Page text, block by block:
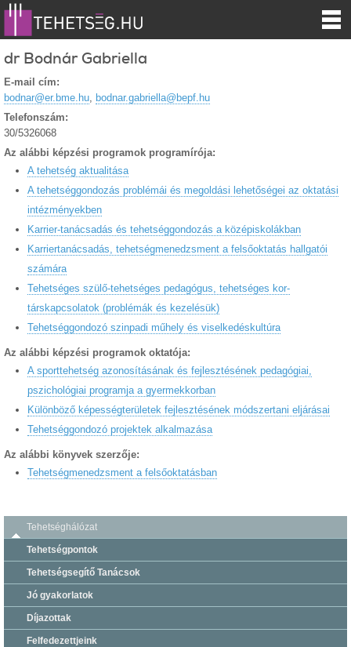
dr Bodnár Gabriella
E-mail cím:
bodnar@er.bme.hu, bodnar.gabriella@bepf.hu
Telefonszám:
30/5326068
Az alábbi képzési programok programírója:
A tehetség aktualitása
A tehetséggondozás problémái és megoldási lehetőségei az oktatási
intézményekben
Karrier-tanácsadás és tehetséggondozás a középiskolákban
Karriertanácsadás, tehetségmenedzsment a felsőoktatás hallgatói
számára
Tehetséges szülő-tehetséges pedagógus, tehetséges kor-
társkapcsolatok (problémák és kezelésük)
Tehetséggondozó szinpadi műhely és viselkedéskultúra
Az alábbi képzési programok oktatója:
A sporttehetség azonosításának és fejlesztésének pedagógiai,
pszichológiai programja a gyermekkorban
Különböző képességterületek fejlesztésének módszertani eljárásai
Tehetséggondozó projektek alkalmazása
Az alábbi könyvek szerzője:
Tehetségmenedzsment a felsőoktatásban
Tehetséghálózat
Tehetségpontok
Tehetségsegítő Tanácsok
Jó gyakorlatok
Díjazottak
Felfedezettjeink